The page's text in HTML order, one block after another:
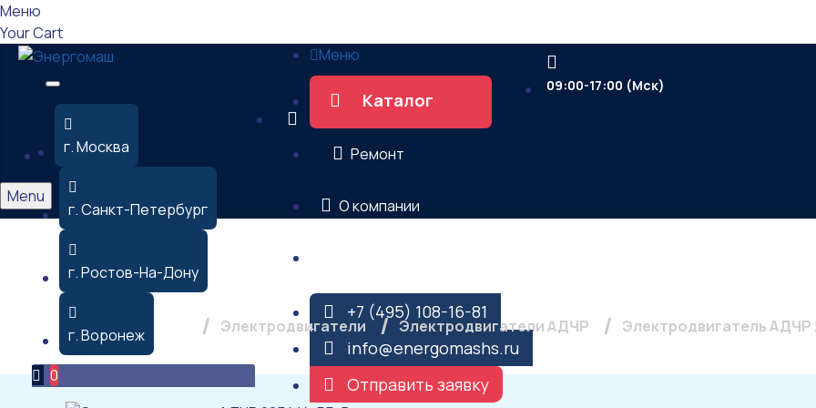
Меню
Your Cart
г. Москва
г. Санкт-Петербург
г. Ростов-На-Дону
г. Воронеж
0
Меню
Каталог
Ремонт
О компании
+7 (495) 108-16-81
info@energomashs.ru
Отправить заявку
09:00-17:00 (Мск)
Menu
Электродвигатель АДЧР 225 М4,
Электродвигатели Электродвигатели АДЧР Электродвигатель АДЧР